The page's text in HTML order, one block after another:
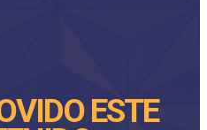
ESTE